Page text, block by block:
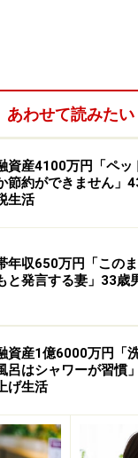
ったシニア
3年に1回程度、
、いとうけんさん。
あわせて読みたい
資産4100万円「ペッ
節約ができません」
生活
年収650万円「この
と発言する妻」33歳
資産1億6000万円「
呂はシャワーが習慣
げ生活